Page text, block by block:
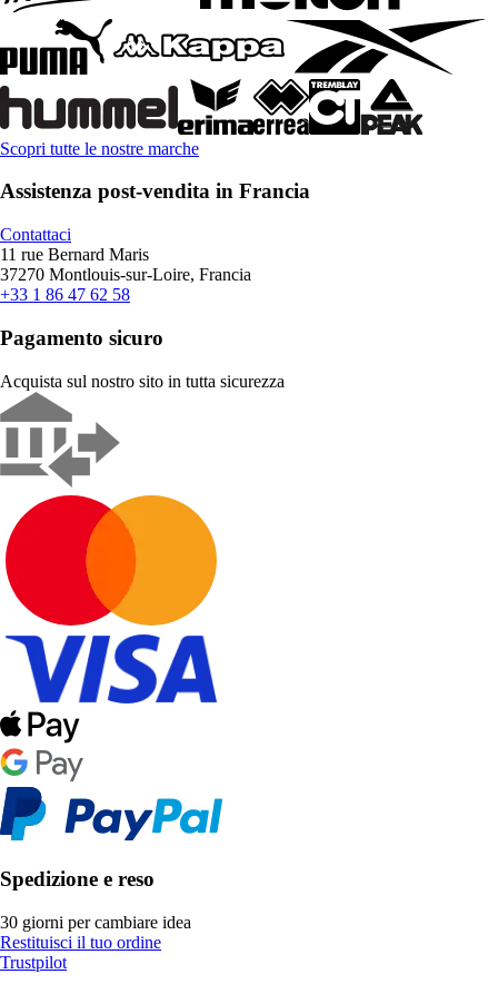
Scopri tutte le nostre marche
Assistenza post-vendita in Francia
Contattaci
11 rue Bernard Maris
37270 Montlouis-sur-Loire, Francia
+33 1 86 47 62 58
Pagamento sicuro
Acquista sul nostro sito in tutta sicurezza
Spedizione e reso
30 giorni per cambiare idea
Restituisci il tuo ordine
Trustpilot